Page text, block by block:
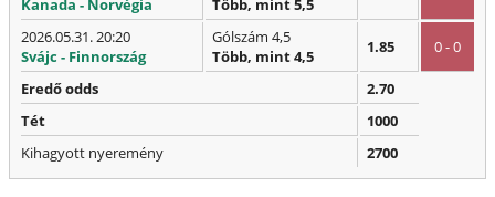
Kanada - Norvégia
Több, mint 5,5
2026.05.31. 20:20
Svájc - Finnország
Gólszám 4,5
Több, mint 4,5
1.85 0 - 0
Eredő odds
2.70
Tét
1000
Kihagyott nyeremény
2700